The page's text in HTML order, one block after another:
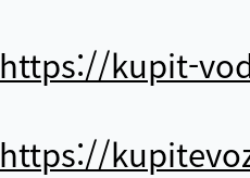
https://kupit-
https://